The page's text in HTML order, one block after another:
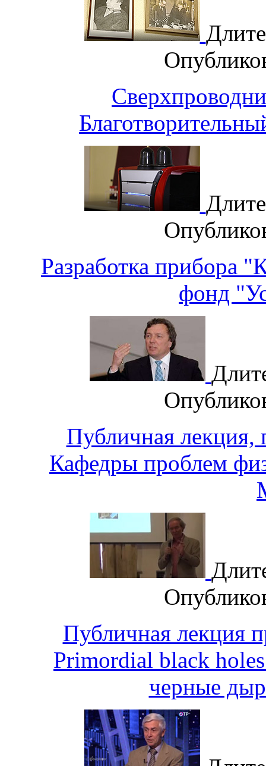
Разработка прибора
фонд
Публичная лекция,
Кафедры проблем
Публичная лекция
Primordial black
черные